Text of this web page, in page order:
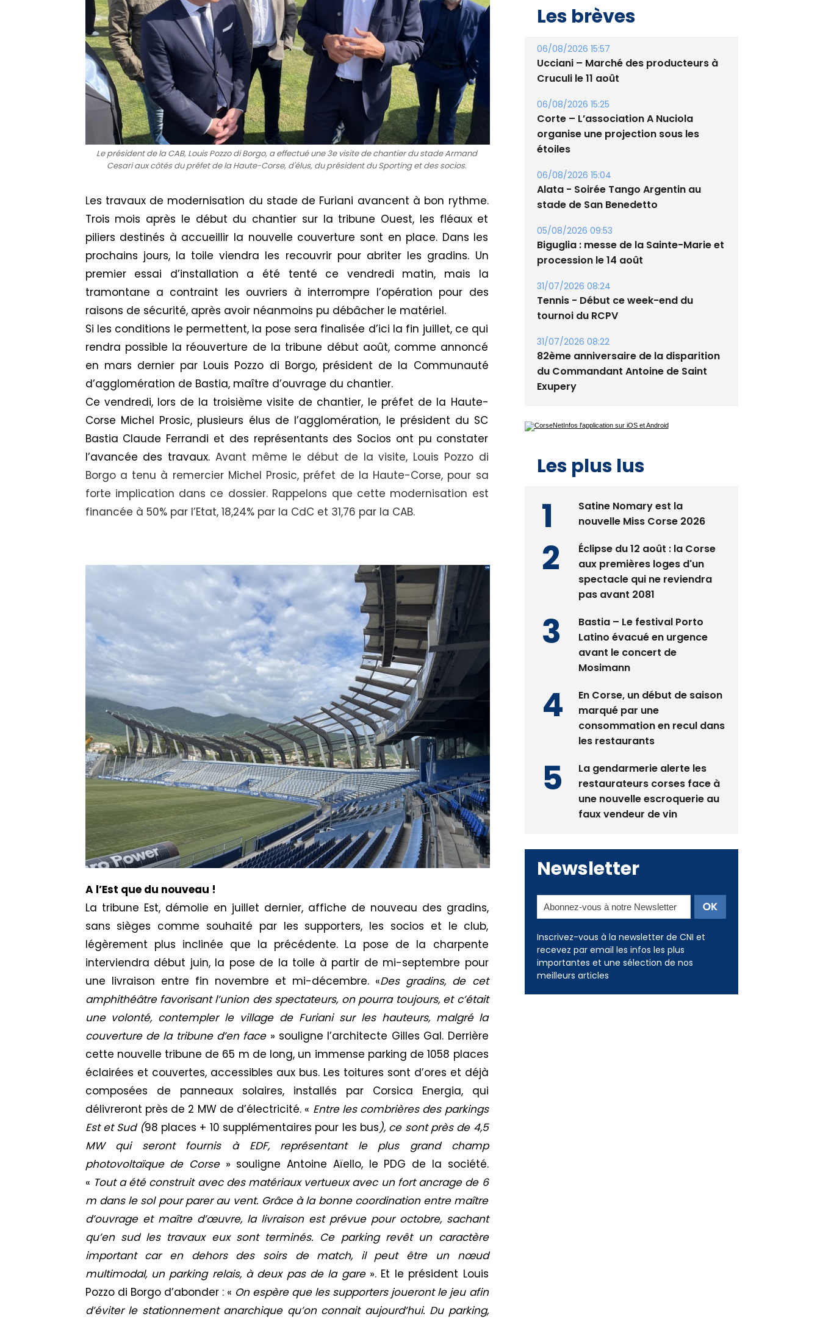
Le président de la CAB, Louis Pozzo di Borgo, a effectué une 3e visite de chantier du stade Armand
Cesari aux côtés du préfet de la Haute-Corse, d'élus, du président du Sporting et des socios.
Les travaux de modernisation du stade de Furiani avancent à bon rythme.
Trois mois après le début du chantier sur la tribune Ouest, les fléaux et
piliers destinés à accueillir la nouvelle couverture sont en place. Dans les
prochains jours, la toile viendra les recouvrir pour abriter les gradins. Un
premier essai d’installation a été tenté ce vendredi matin, mais la
tramontane a contraint les ouvriers à interrompre l’opération pour des
raisons de sécurité, après avoir néanmoins pu débâcher le matériel.
Si les conditions le permettent, la pose sera finalisée d’ici la fin juillet, ce qui
rendra possible la réouverture de la tribune début août, comme annoncé
en mars dernier par Louis Pozzo di Borgo, président de la Communauté
d’agglomération de Bastia, maître d’ouvrage du chantier.
Ce vendredi, lors de la troisième visite de chantier, le préfet de la Haute-
Corse Michel Prosic, plusieurs élus de l’agglomération, le président du SC
Bastia Claude Ferrandi et des représentants des Socios ont pu constater
l’avancée des travaux. Avant même le début de la visite, Louis Pozzo di
Borgo a tenu à remercier Michel Prosic, préfet de la Haute-Corse, pour sa
forte implication dans ce dossier. Rappelons que cette modernisation est
financée à 50% par l’Etat, 18,24% par la CdC et 31,76 par la CAB.
A l’Est que du nouveau !
La tribune Est, démolie en juillet dernier, affiche de nouveau des gradins,
sans sièges comme souhaité par les supporters, les socios et le club,
légèrement plus inclinée que la précédente. La pose de la charpente
interviendra début juin, la pose de la toile à partir de mi-septembre pour
une livraison entre fin novembre et mi-décembre. «Des gradins, de cet
amphithéâtre favorisant l’union des spectateurs, on pourra toujours, et c’était
une volonté, contempler le village de Furiani sur les hauteurs, malgré la
couverture de la tribune d’en face » souligne l’architecte Gilles Gal. Derrière
cette nouvelle tribune de 65 m de long, un immense parking de 1058 places
éclairées et couvertes, accessibles aux bus. Les toitures sont d’ores et déjà
composées de panneaux solaires, installés par Corsica Energia, qui
délivreront près de 2 MW de d’électricité. « Entre les combrières des parkings
Est et Sud (98 places + 10 supplémentaires pour les bus), ce sont près de 4,5
MW qui seront fournis à EDF, représentant le plus grand champ
photovoltaïque de Corse » souligne Antoine Aïello, le PDG de la société.
« Tout a été construit avec des matériaux vertueux avec un fort ancrage de 6
m dans le sol pour parer au vent. Grâce à la bonne coordination entre maître
d’ouvrage et maître d’œuvre, la livraison est prévue pour octobre, sachant
qu’en sud les travaux eux sont terminés. Ce parking revêt un caractère
important car en dehors des soirs de match, il peut être un nœud
multimodal, un parking relais, à deux pas de la gare». Et le président Louis
Pozzo di Borgo d’abonder : « On espère que les supporters joueront le jeu afin
d’éviter le stationnement anarchique qu’on connait aujourd’hui. Du parking,
Les brèves
06/08/2026 15:57
Cruculi le 11 août
06/08/2026 15:25
Corte – L’association A Nuciola
étoiles
06/08/2026 15:04
stade de San Benedetto
05/08/2026 09:53
procession le 14 août
31/07/2026 08:24
tournoi du RCPV
31/07/2026 08:22
82ème anniversaire de la disparition
nouvelle Miss Corse 2026
Éclipse du 12 août : la Corse
aux premières loges d'un
pas avant 2081
Bastia – Le festival Porto
Latino évacué en urgence
Mosimann
En Corse, un début de saison
marqué par une
les restaurants
La gendarmerie alerte les
restaurateurs corses face à
Newsletter
Inscrivez-vous à la newsletter de CNI et
recevez par email les infos les plus